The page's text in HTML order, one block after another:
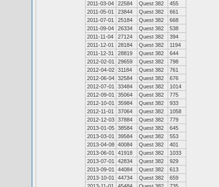
2011-03-04
22584 Quest 382
455
2011-05-01
23844 Quest 382
661
2011-07-01
25184 Quest 382
668
2011-09-04
26334 Quest 382
538
2011-11-04
27124 Quest 382
394
2011-12-01
28184 Quest 382
1194
2011-12-31
28819 Quest 382
644
2012-02-01
29659 Quest 382
798
2012-04-02 31184 Quest 382
761
2012-06-04 32584 Quest 382
676
2012-07-01
33484 Quest 382
1014
2012-09-01
35064 Quest 382
775
2012-10-01
35984 Quest 382
933
2012-11-01
37064 Quest 382
1058
2012-12-03 37884 Quest 382
779
2013-01-05 38584 Quest 382
645
2013-03-01
39584 Quest 382
553
2013-04-08 40084 Quest 382
401
2013-06-01
41918 Quest 382
1033
2013-07-01
42834 Quest 382
929
2013-09-01
44084 Quest 382
613
2013-10-01
44734 Quest 382
659